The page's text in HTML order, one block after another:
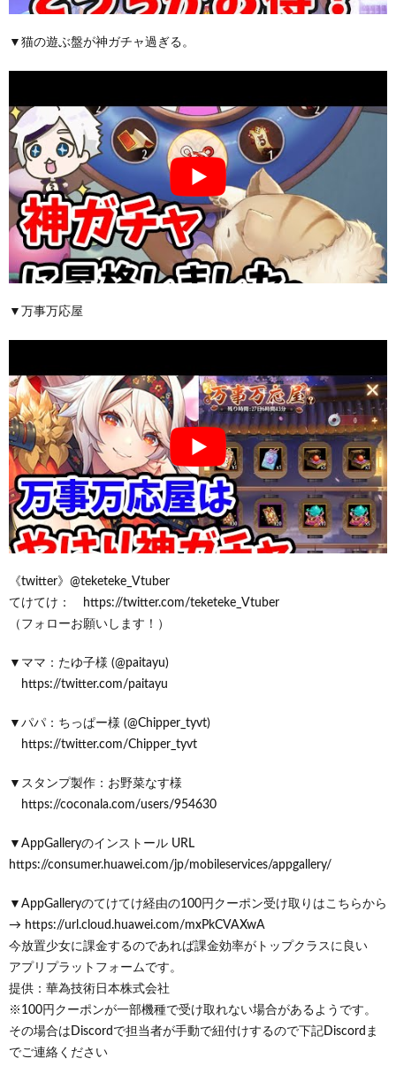
▼猫の遊ぶ盤が神ガチャ過ぎる。
▼万事万応屋
《twitter》@teketeke_Vtuber
てけてけ： https://twitter.com/teketeke_Vtuber
（フォローお願いします！）
▼ママ：たゆ子様 (@paitayu)
https://twitter.com/paitayu
▼パパ：ちっぱー様 (@Chipper_tyvt)
https://twitter.com/Chipper_tyvt
▼スタンプ製作：お野菜なす様
https://coconala.com/users/954630
▼AppGalleryのインストール URL
https://consumer.huawei.com/jp/mobileservices/appgallery/
▼AppGalleryのてけてけ経由の100円クーポン受け取りはこちらから
→ https://url.cloud.huawei.com/mxPkCVAXwA
今放置少女に課金するのであれば課金効率がトップクラスに良い
アプリプラットフォームです。
提供：華為技術日本株式会社
※100円クーポンが一部機種で受け取れない場合があるようです。
その場合はDiscordで担当者が手動で紐付けするので下記Discordま
でご連絡ください